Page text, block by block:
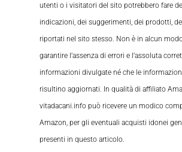
utenti o i visitatori del sito potrebbero fare
indicazioni, dei suggerimenti, dei prodotti,
riportati nel sito stesso. Non è in alcun
garantire l’assenza di errori e l’assoluta
informazioni divulgate né che le
risultino aggiornati. In qualità di affiliato
vitadacani.info può ricevere un modico
Amazon, per gli eventuali acquisti idonei
presenti in questo articolo.